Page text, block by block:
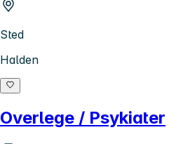
Sted
Halden
Overlege / Psykiater